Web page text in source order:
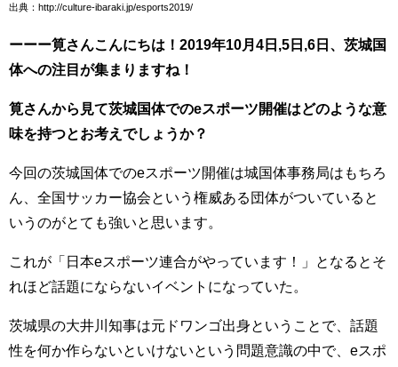
出典：http://culture-ibaraki.jp/esports2019/
ーーー筧さんこんにちは！2019年10月4日,5日,6日、茨城国
体への注目が集まりますね！
筧さんから見て茨城国体でのeスポーツ開催はどのような意
味を持つとお考えでしょうか？
今回の茨城国体でのeスポーツ開催は城国体事務局はもちろ
ん、全国サッカー協会という権威ある団体がついていると
いうのがとても強いと思います。
これが「日本eスポーツ連合がやっています！」となるとそ
れほど話題にならないイベントになっていた。
茨城県の大井川知事は元ドワンゴ出身ということで、話題
性を何か作らないといけないという問題意識の中で、eスポ